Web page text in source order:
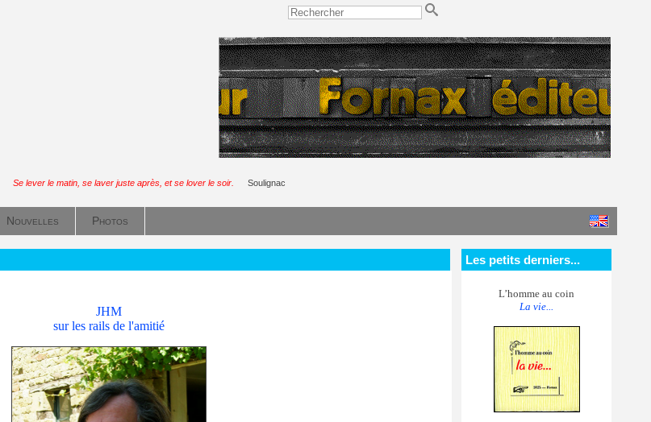
Se lever le matin, se laver juste après, et se lover le soir. Soulignac
Nouvelles Photos
JHM
sur les rails de l'amitié
Les petits derniers...
L’homme au coin
La vie...